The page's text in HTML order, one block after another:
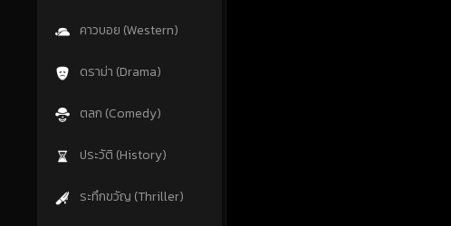
คาวบอย (Western)
ดราม่า (Drama)
ตลก (Comedy)
ประวัติ (History)
ระทึกขวัญ (Thriller)